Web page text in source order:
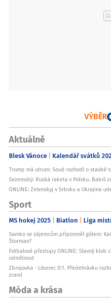
VÝBĚR
Aktuálně
Blesk Vánoce Kalendář svátků
Trump má utrum: Soud rozhodl o stavbě
Sezemský: Ruská raketa v Polsku. Babiš
ONLINE: Zelenskyj v Srbsku a Ukrajina
Sport
MS hokej 2025 Biatlon Liga
Samko se zájemcům připomněl gólem:
Štorman?
Fotbalové přestupy ONLINE: Slavný
odmítnout
Zbrojovka - Liberec 0:1. Předehrávku
zranil
Móda a krása